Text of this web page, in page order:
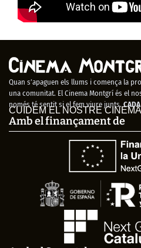
Quan s’apaguen els llums i comença la
una comunitat. El Cinema Montgrí és el
només té sentit si el fem viure junts.
CUIDEM EL NOSTRE
Amb el finançament de